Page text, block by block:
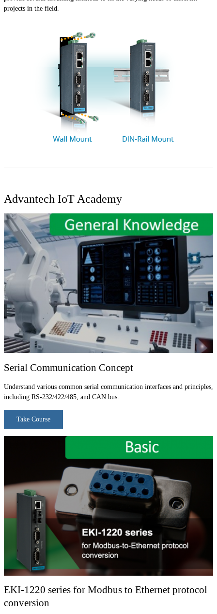
projects in the field.
Advantech IoT Academy
Serial Communication Concept
Understand various common serial communication interfaces and principles,
including RS-232/422/485, and CAN bus.
Take Course
EKI-1220 series for Modbus to Ethernet protocol
conversion